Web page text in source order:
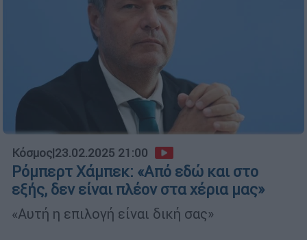
Κόσμος|23.02.2025 21:00
Ρόμπερτ Χάμπεκ: «Από εδώ και στο
εξής, δεν είναι πλέον στα χέρια μας»
«Αυτή η επιλογή είναι δική σας»